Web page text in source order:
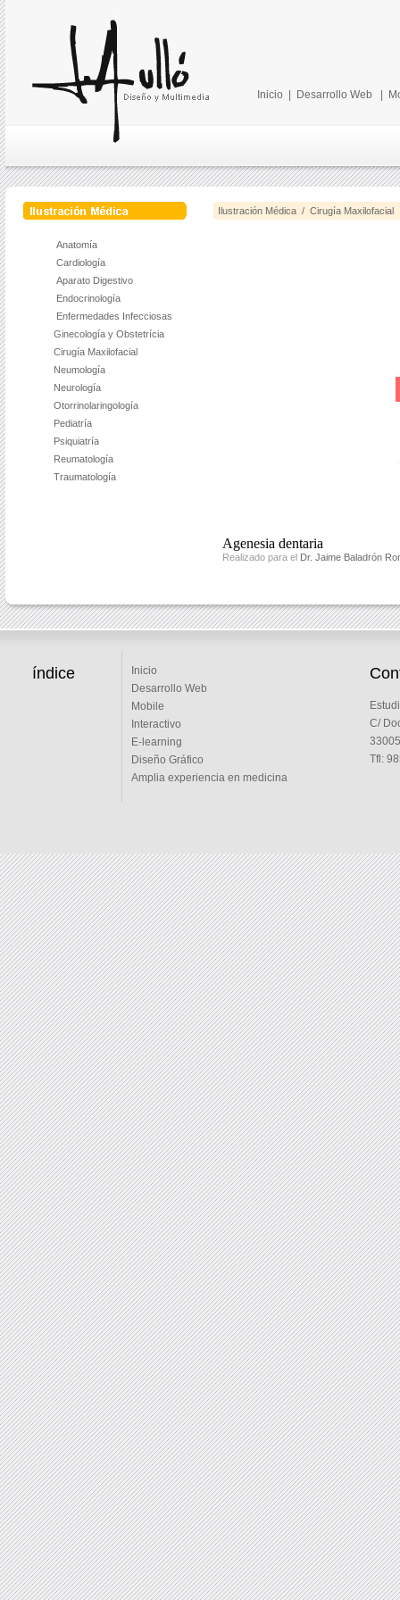
Inicio Desarrollo Web
Anatomía
Cardiología
Aparato Digestivo
Endocrinología
Enfermedades Infecciosas
Ginecología y Obstetrícia
Cirugía Maxilofacial
Neumología
Neurología
Otorrinolaringología
Pediatría
Psiquiatría
Reumatología
Traumatología
Ilustración Médica / Cirugía Maxilofacial
Agenesia dentaria
Realizado para el Dr. Jaime Baladrón
índice
Inicio
Desarrollo Web
Mobile
Interactivo
E-learning
Diseño Gráfico
Amplia experiencia en medicina
C/
Tfl: